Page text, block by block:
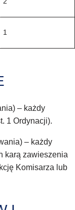
1
– każdy
1 Ordynacji).
– każdy
karą zawieszenia
Komisarza lub